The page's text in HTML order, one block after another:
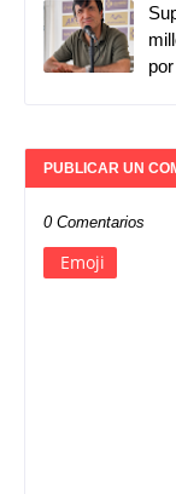
PUBLICAR UN
0 Comentarios
Emoji